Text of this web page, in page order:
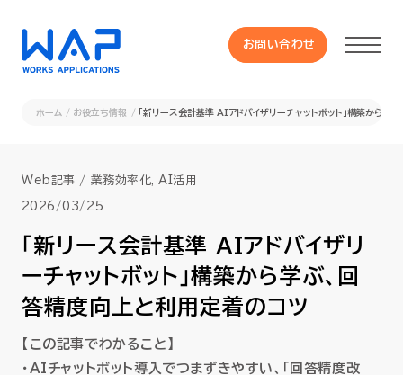
お問い合わせ
HUE 機能一覧
サービス
OXYGラインナップ
事例
ホーム お役立ち情報 「新リース会計基準 AIアドバイザリーチャットボット」構築から学
Web記事 業務効率化, AI活用
2026/03/25
「新リース会計基準 AIアドバイザリ
ーチャットボット」構築から学ぶ、回
答精度向上と利用定着のコツ
【この記事でわかること】
・AIチャットボット導入でつまずきやすい、「回答精度改
お問い合わせ